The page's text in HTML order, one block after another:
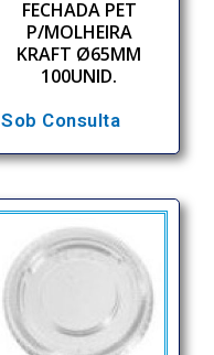
FECHADA PET
P/MOLHEIRA
KRAFT Ø65MM
100UNID.
Sob Consulta